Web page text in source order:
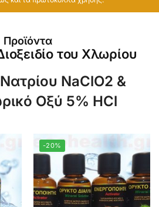
Προϊόντα
του Χλωρίου
NaClO2 &
Οξύ 5% HCl
-20%